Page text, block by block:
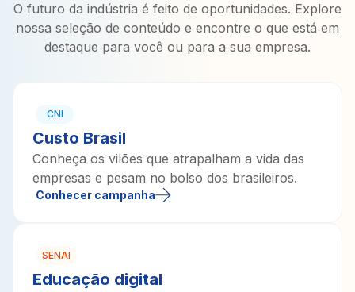
O futuro da indústria é feito de oportunidades. Explore
nossa seleção de conteúdo e encontre o que está em
destaque para você ou para a sua empresa.
CNI
Custo Brasil
Conheça os vilões que atrapalham a vida das
empresas e pesam no bolso dos brasileiros.
Conhecer campanha
SENAI
Educação digital